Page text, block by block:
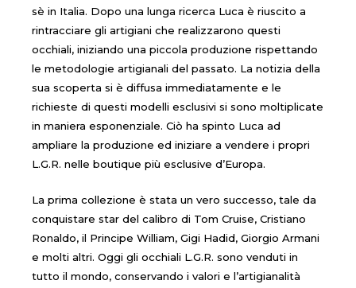
sè in Italia. Dopo una lunga ricerca Luca è riuscito a
rintracciare gli artigiani che realizzarono questi
occhiali, iniziando una piccola produzione rispettando
le metodologie artigianali del passato. La notizia della
sua scoperta si è diffusa immediatamente e le
richieste di questi modelli esclusivi si sono moltiplicate
in maniera esponenziale. Ciò ha spinto Luca ad
ampliare la produzione ed iniziare a vendere i propri
L.G.R. nelle boutique più esclusive d’Europa.
La prima collezione è stata un vero successo, tale da
conquistare star del calibro di Tom Cruise, Cristiano
Ronaldo, il Principe William, Gigi Hadid, Giorgio Armani
e molti altri. Oggi gli occhiali L.G.R. sono venduti in
tutto il mondo, conservando i valori e l’artigianalità